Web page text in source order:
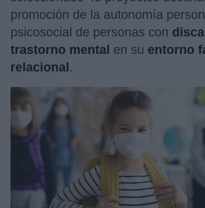
promoción de la autonomía
psicosocial de personas con
trastorno mental en su entorno
relacional.